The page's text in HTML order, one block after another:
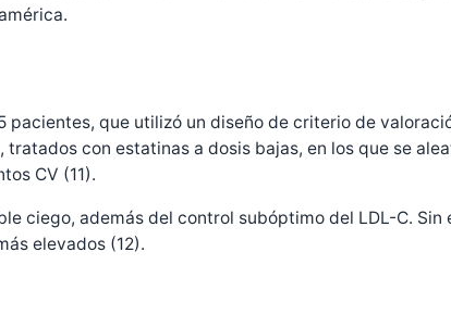
pacientes, que utilizó un diseño de criterio de
con estatinas a dosis bajas, en los que se
CV (11).
ciego, además del control subóptimo del LDL-C.
elevados (12).